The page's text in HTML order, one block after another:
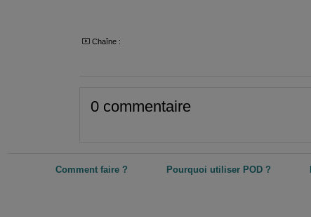
Chaîne :
0 commentaire
Comment faire ? Pourquoi utiliser POD ?